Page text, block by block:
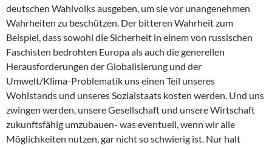
deutschen Wahlvolks ausgeben, um sie vor unangenehmen
Wahrheiten zu beschützen. Der bitteren Wahrheit zum
Beispiel, dass sowohl die Sicherheit in einem von russischen
Faschisten bedrohten Europa als auch die generellen
Herausforderungen der Globalisierung und der
Umwelt/Klima-Problematik uns einen Teil unseres
Wohlstands und unseres Sozialstaats kosten werden. Und uns
zwingen werden, unsere Gesellschaft und unsere Wirtschaft
zukunftsfähig umzubauen- was eventuell, wenn wir alle
Möglichkeiten nutzen, gar nicht so schwierig ist. Nur halt